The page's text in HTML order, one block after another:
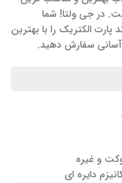
در جی ولتا! شما
الکتریک را با بهترین
آسانی سفارش دهید.
و غیره
دایره ای